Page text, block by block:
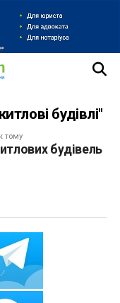
будівлі"
тому
будівель